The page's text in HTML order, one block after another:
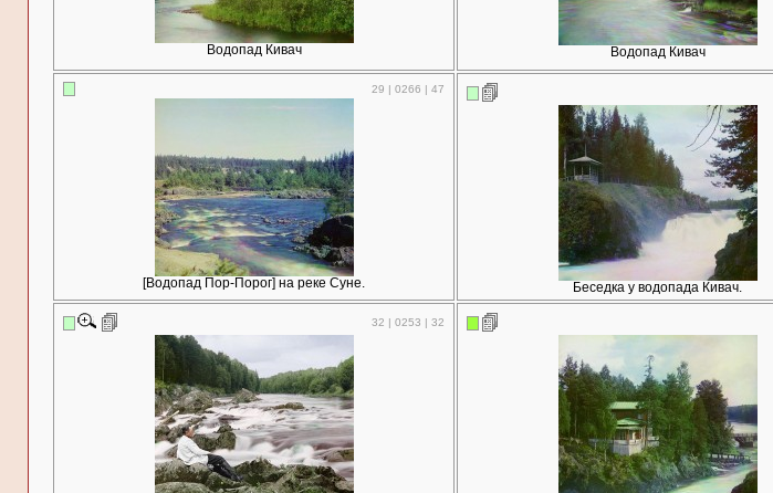
Водопад Кивач Водопад Кивач
29 | 0266 | 47
[Водопад Пор-Порог] на реке Суне. Беседка у водопада Кивач.
32 | 0253 | 32